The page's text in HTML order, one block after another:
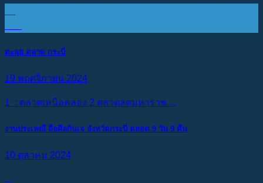
ตะลุย ตลาด กระบี่
19 พฤศจิกายน 2024
1 : ตลาดเหนือคลอง 2 ตลาดสดมหาราช ...
งานประเพณี ถือศีลกินเจ จังหวัดกระบี่ ตลอด 9 วัน 9 คืน
10 ตุลาคม 2024
...